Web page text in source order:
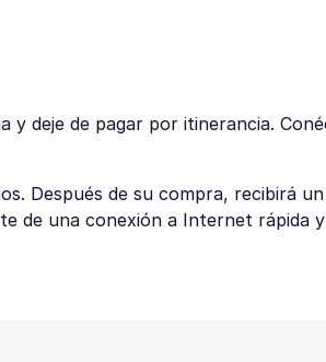
y deje de pagar por itinerancia.
Después de su compra, recibirá
de una conexión a Internet rápida